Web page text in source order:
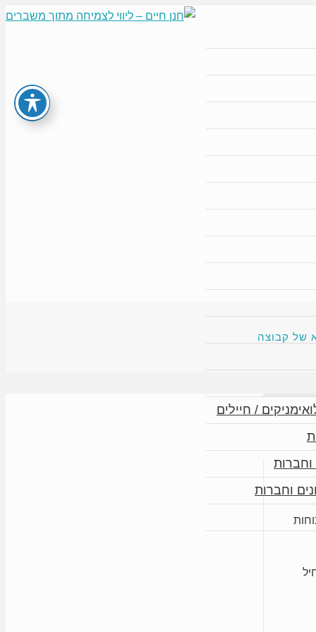
/ חיילים
וחברות
של קבוצה